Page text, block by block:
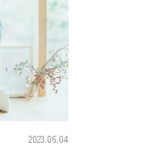
2023.06.04